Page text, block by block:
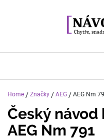
Home / Značky / AEG / AEG Nm
Český
AEG Nm 791